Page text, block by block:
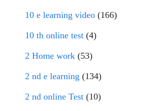
10 e learning video (166)
10 th online test (4)
2 Home work (53)
2 nd e learning (134)
2 nd online Test (10)